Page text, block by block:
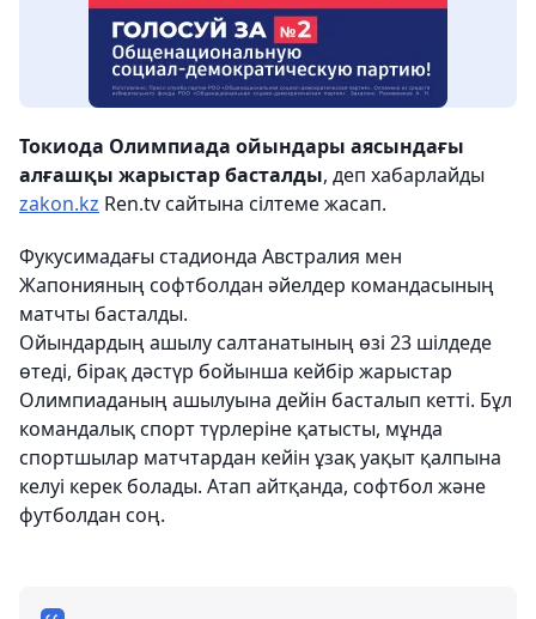
Токиода Олимпиада ойындары аясындағы
алғашқы жарыстар басталды, деп хабарлайды
zakon.kz Ren.tv сайтына сілтеме жасап.
Фукусимадағы стадионда Австралия мен
Жапонияның софтболдан әйелдер командасының
матчты басталды.
Ойындардың ашылу салтанатының өзі 23 шілдеде
өтеді, бірақ дәстүр бойынша кейбір жарыстар
Олимпиаданың ашылуына дейін басталып кетті. Бұл
командалық спорт түрлеріне қатысты, мұнда
спортшылар матчтардан кейін ұзақ уақыт қалпына
келуі керек болады. Атап айтқанда, софтбол және
футболдан соң.